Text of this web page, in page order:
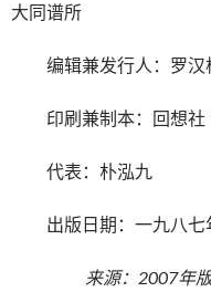
大同谱所
编辑兼发行人：罗汉
印刷兼制本：回想社
代表：朴泓九
出版日期：一九八七
来源：2007年